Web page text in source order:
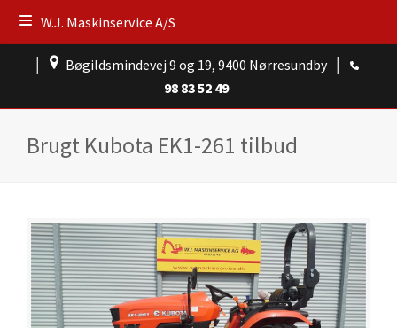
W.J. Maskinservice A/S
Bøgildsmindevej 9 og 19, 9400 Nørresundby
98 83 52 49
Brugt Kubota EK1-261 tilbud